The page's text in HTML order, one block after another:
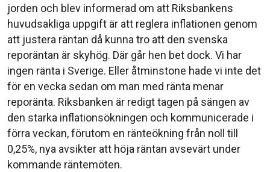
jorden och blev informerad om att Riksbankens
huvudsakliga uppgift är att reglera inflationen genom
att justera räntan då kunna tro att den svenska
reporäntan är skyhög. Där går hen bet dock. Vi har
ingen ränta i Sverige. Eller åtminstone hade vi inte det
för en vecka sedan om man med ränta menar
reporänta. Riksbanken är redigt tagen på sängen av
den starka inflationsökningen och kommunicerade i
förra veckan, förutom en ränteökning från noll till
0,25%, nya avsikter att höja räntan avsevärt under
kommande räntemöten.